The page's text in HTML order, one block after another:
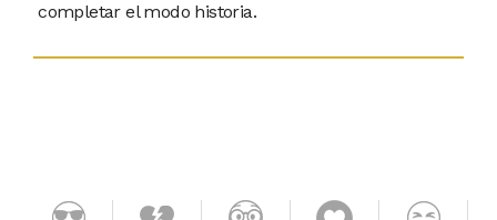
completar el modo historia.